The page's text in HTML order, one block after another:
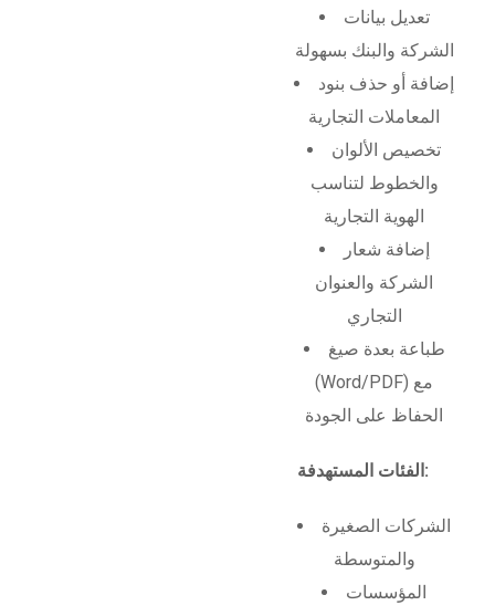
تعديل بيانات
الشركة والبنك بسهولة
إضافة أو حذف بنود
المعاملات التجارية
تخصيص الألوان
والخطوط لتناسب
الهوية التجارية
إضافة شعار
الشركة والعنوان
التجاري
طباعة بعدة صيغ
(Word/PDF) مع
الحفاظ على الجودة
الفئات المستهدفة:
الشركات الصغيرة
والمتوسطة
المؤسسات